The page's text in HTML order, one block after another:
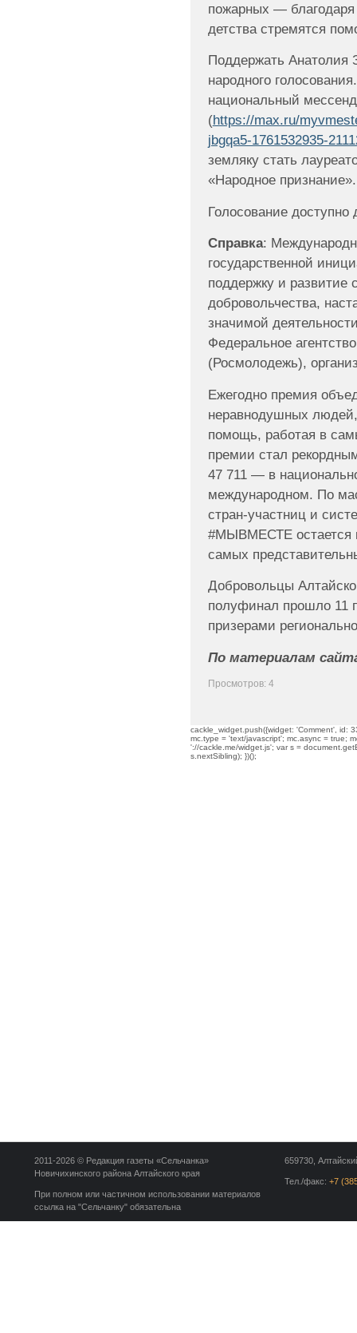
пожарных — благодаря
детства стремятся
Поддержать
народного
национальный
(https://max.ru/
jbgqa5-1761532935-
земляку стать
«Народное признание».
Голосование доступно
Справка:
государственной
поддержку и развитие
добровольчества,
значимой
Федеральное
(Росмолодежь),
Ежегодно премия
неравнодушных людей,
помощь, работая в
премии стал
47 711 — в
международном. По
стран-участниц и
#МЫВМЕСТЕ остается
самых
Добровольцы
полуфинал прошло 11
призерами
По материалам
Просмотров: 4
cackle_widget.push({widget: 'Comment', id:
mc.type = 'text/javascript'; mc.async = true;
'://cackle.me/widget.js'; var s =
s.nextSibling); })();
659730,
Тел./факс: +7
2011-2026 © Редакция газеты «Сельчанка»
Новичихинского района Алтайского края
При полном или частичном использовании материалов
ссылка на "Сельчанку" обязательна